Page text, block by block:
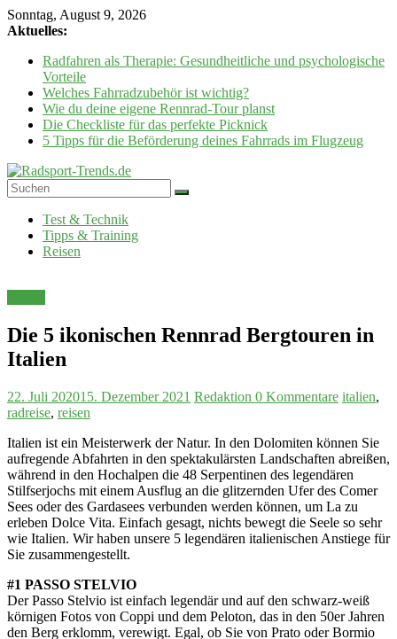
Zum
Inhalt
Sonntag, August 9, 2026
Aktuelles:
Radfahren als Therapie: Gesundheitliche und psychologische
Vorteile
Welches Fahrradzubehör ist wichtig?
Wie du deine eigene Rennrad-Tour planst
Die Checkliste für das perfekte Picknick
5 Tipps für die Beförderung deines Fahrrads im Flugzeug
Radsport-
Trends.de
Tipps,
und
Informationen
um
das
Thma
Test & Technik
Tipps & Training
Reisen
Die 5 ikonischen Rennrad Bergtouren in
Italien
22. Juli 202015. Dezember 2021 Redaktion 0 Kommentare italien,
radreise, reisen
Italien ist ein Meisterwerk der Natur. In den Dolomiten können Sie
aufregende Abfahrten in den spektakulärsten Landschaften abreißen,
während in den Hochalpen die 48 Serpentinen des legendären
Stilfserjochs mit einem Ausflug an die glitzernden Ufer des Comer
Sees oder des Gardasees verbunden werden können, um La zu
erleben Dolce Vita. Einfach gesagt, nichts bewegt die Seele so sehr
wie Italien. Wir haben unsere 5 legendären italienischen Anstiege für
Sie zusammengestellt.
#1 PASSO STELVIO
Der Passo Stelvio ist einfach legendär und auf den schwarz-weiß
körnigen Fotos von Coppi und dem Peloton, das in den 50er Jahren
den Berg erklomm, verewigt. Egal, ob Sie von Prato oder Bormio